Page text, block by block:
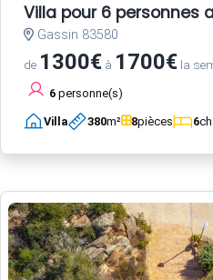
Villa pour 6 personnes
Gassin 83580
de 1300€ à 1700€ la
6 personne(s)
Villa 380m² 8pièces 6